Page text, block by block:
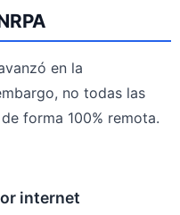
en la
no todas las
forma 100% remota.
internet